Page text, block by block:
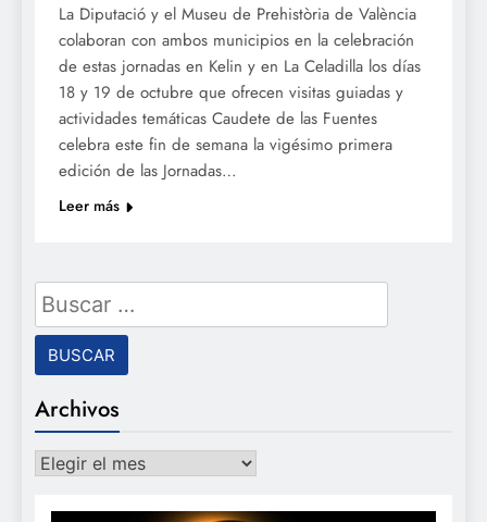
La Diputació y el Museu de Prehistòria de València
colaboran con ambos municipios en la celebración
de estas jornadas en Kelin y en La Celadilla los días
18 y 19 de octubre que ofrecen visitas guiadas y
actividades temáticas Caudete de las Fuentes
celebra este fin de semana la vigésimo primera
edición de las Jornadas…
Leer más
Buscar:
Archivos
Archivos